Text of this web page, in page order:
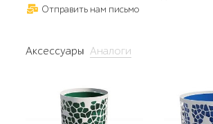
Отправить нам письмо
Аксессуары Аналоги